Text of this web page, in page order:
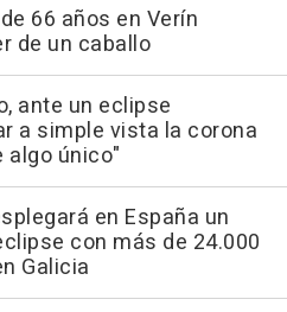
66 años en Verín
de un caballo
ante un eclipse
a simple vista la corona
algo único"
en España un
con más de 24.000
Galicia